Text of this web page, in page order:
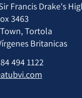
Francis Drake's
3463
Tortola
Britanicas
494 1122